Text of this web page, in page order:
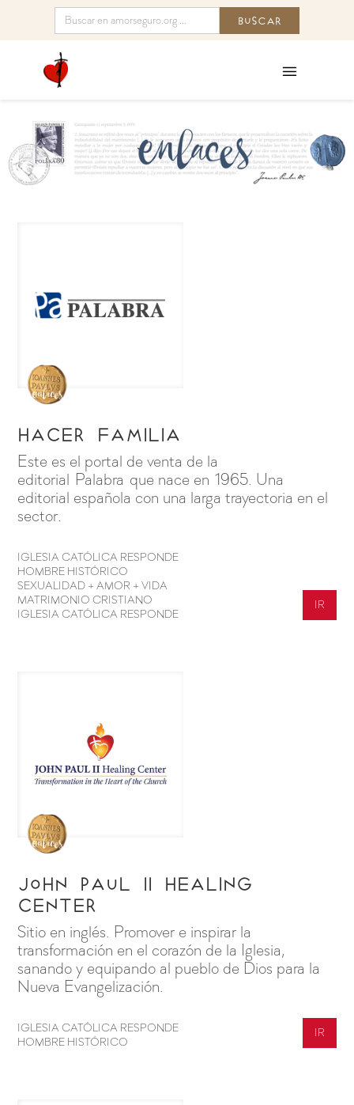
Hacer Familia
Este es el portal de venta de la
editorial Palabra que nace en 1965. Una
editorial española con una larga trayectoria en el
sector.
IGLESIA CATÓLICA RESPONDE
HOMBRE HISTÓRICO
SEXUALIDAD + AMOR + VIDA
MATRIMONIO CRISTIANO
IGLESIA CATÓLICA RESPONDE
IR
John Paul II Healing
Center
Sitio en inglés. Promover e inspirar la
transformación en el corazón de la Iglesia,
sanando y equipando al pueblo de Dios para la
Nueva Evangelización.
IGLESIA CATÓLICA RESPONDE
HOMBRE HISTÓRICO
IR